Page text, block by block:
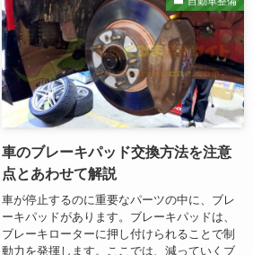
車のブレーキパッド交換方法を注意
点とあわせて解説
車が停止するのに重要なパーツの中に、ブレ
ーキパッドがあります。ブレーキパッドは、
ブレーキローターに押し付けられることで制
動力を発揮します。ここでは、減っていくブ